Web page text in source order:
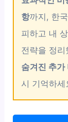
항까지, 한
피하고 내
전략을 정리
숨겨진 추가
시 기억하세